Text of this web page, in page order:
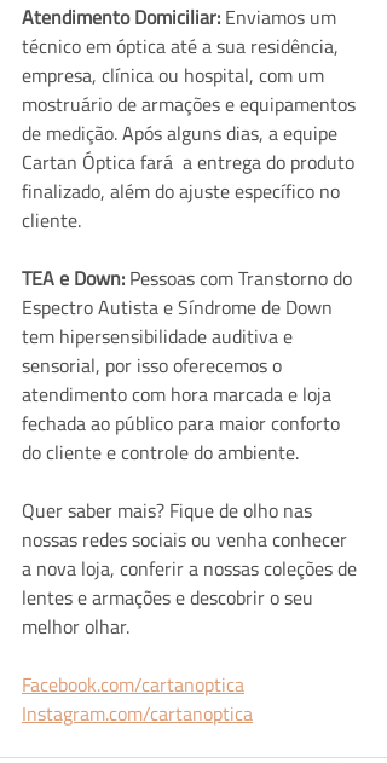
Atendimento Domiciliar: Enviamos um
técnico em óptica até a sua residência,
empresa, clínica ou hospital, com um
mostruário de armações e equipamentos
de medição. Após alguns dias, a equipe
Cartan Óptica fará  a entrega do produto
finalizado, além do ajuste específico no
cliente.
TEA e Down: Pessoas com Transtorno do
Espectro Autista e Síndrome de Down
tem hipersensibilidade auditiva e
sensorial, por isso oferecemos o
atendimento com hora marcada e loja
fechada ao público para maior conforto
do cliente e controle do ambiente.
Quer saber mais? Fique de olho nas
nossas redes sociais ou venha conhecer
a nova loja, conferir a nossas coleções de
lentes e armações e descobrir o seu
melhor olhar.
Facebook.com/cartanoptica
Instagram.com/cartanoptica